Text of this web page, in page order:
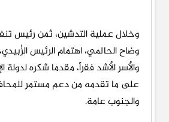
وخلال عملية التدشين، ثمن رئيس
وضاح الحالمي، اهتمام الرئيس
والأسر الأشد فقراً، مقدما شكره لدولة
على ما تقدمه من دعم مستمر
والجنوب عامة.